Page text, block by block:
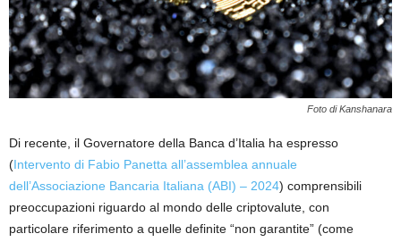
Foto di Kanshanara
Di recente, il Governatore della Banca d’Italia ha espresso
(Intervento di Fabio Panetta all’assemblea annuale
dell’Associazione Bancaria Italiana (ABI) – 2024) comprensibili
preoccupazioni riguardo al mondo delle criptovalute, con
particolare riferimento a quelle definite “non garantite” (come